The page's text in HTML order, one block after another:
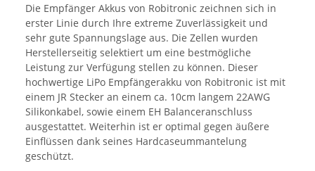
Die Empfänger Akkus von Robitronic zeichnen sich in
erster Linie durch Ihre extreme Zuverlässigkeit und
sehr gute Spannungslage aus. Die Zellen wurden
Herstellerseitig selektiert um eine bestmögliche
Leistung zur Verfügung stellen zu können. Dieser
hochwertige LiPo Empfängerakku von Robitronic ist mit
einem JR Stecker an einem ca. 10cm langem 22AWG
Silikonkabel, sowie einem EH Balanceranschluss
ausgestattet. Weiterhin ist er optimal gegen äußere
Einflüssen dank seines Hardcaseummantelung
geschützt.